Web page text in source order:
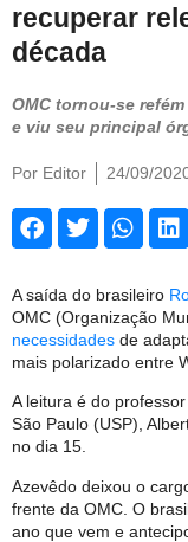
recuperar
década
OMC tornou-se
e viu seu principal
Por Editor 24/09/
A saída do brasileiro
OMC (Organização
necessidades de
mais polarizado entre
A leitura é do
São Paulo (USP),
no dia 15.
Azevêdo deixou o
frente da OMC. O
ano que vem e